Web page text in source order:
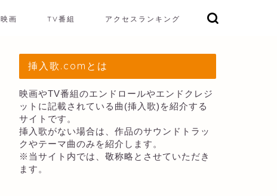
映画 TV番組 アクセスランキング
挿入歌.comとは
映画やTV番組のエンドロールやエンドクレジ
ットに記載されている曲(挿入歌)を紹介する
サイトです。
挿入歌がない場合は、作品のサウンドトラッ
クやテーマ曲のみを紹介します。
※当サイト内では、敬称略とさせていただき
ます。